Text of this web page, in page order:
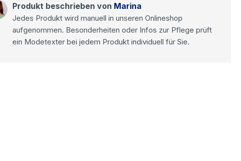
Produkt beschrieben von Marina
Jedes Produkt wird manuell in unseren Onlineshop
aufgenommen. Besonderheiten oder Infos zur Pflege prüft
ein Modetexter bei jedem Produkt individuell für Sie.